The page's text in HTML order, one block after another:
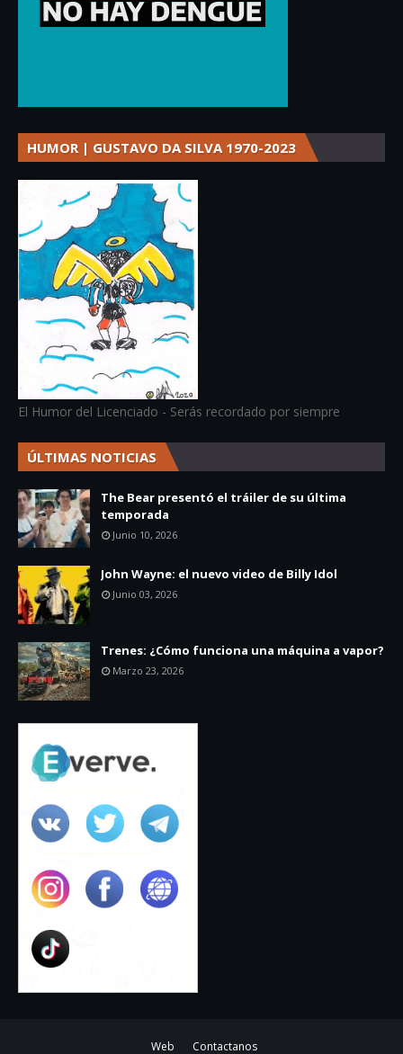
HUMOR | GUSTAVO DA SILVA 1970-2023
El Humor del Licenciado - Serás recordado por siempre
ÚLTIMAS NOTICIAS
The Bear presentó el tráiler de su última
temporada
Junio 10, 2026
John Wayne: el nuevo video de Billy Idol
Junio 03, 2026
Trenes: ¿Cómo funciona una máquina a vapor?
Marzo 23, 2026
Web Contactanos